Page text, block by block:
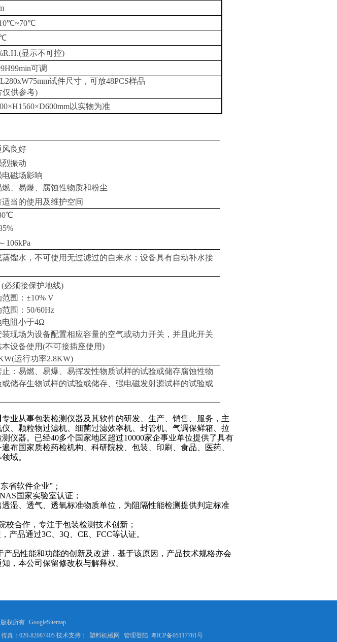
显示不可控)
可调
试件尺寸，可放48PCS样品
仅供参考)
以实物为准
风良好
振动
磁场影响
、易爆、腐蚀性物质和粉尘
当的使用及维护空间
106kPa
馏水，不可使用无过滤过的自来水；设备具有自动补水接
必须接保护地线)
围：±10% V
围：50/60Hz
电阻小于4Ω
现场为设备配置相应容量的空气或动力开关，并且此开关
设备使用(不可接插座使用)
(运行功率2.8KW)
：易燃、易爆、易挥发性物质试样的试验或储存腐蚀性物
或储存生物试样的试验或储存、强电磁发射源试样的试验或
专业从事包装检测仪器及其软件的研发、生产、销售、服务，主
、颗粒物过滤机、细菌过滤效率机、封管机、气调保鲜箱、拉
仪器。已经40多个国家地区超过10000家企事业单位提供了具有
布国家质检药检机构、科研院校、包装、印刷、食品、医药、
域。
省软件企业”；
国家实验室认证；
湿、透气、透氧标准物质单位，为阻隔性能检测提供判定标准
校合作，专注于包装检测技术创新；
产品通过3C、3Q、CE、FCC等认证。
产品性能和功能的创新及改进，基于该原因，产品技术规格亦会
，本公司保留修改权与解释权。
权所有 GoogleSitemap
真：020-82087405 技术支持：
塑料机械网 管理登陆 粤ICP备05117761号